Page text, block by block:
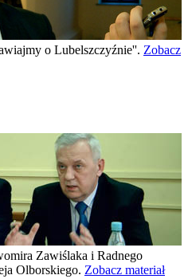
o Lubelszczyźnie''. Zobacz
Zawiślaka i Radnego
Olborskiego. Zobacz materiał